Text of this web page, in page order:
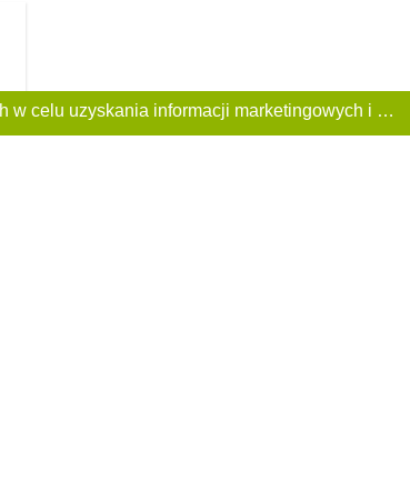
Ta Strona używa plików «cookies». Portal korzysta również z serwisu internetowego do zbierania danych technicznych o odwiedzających w celu uzyskania informacji marketingowych i statystycznych. Warunki przetwarzania danych odwiedzających Stronę, patrz: